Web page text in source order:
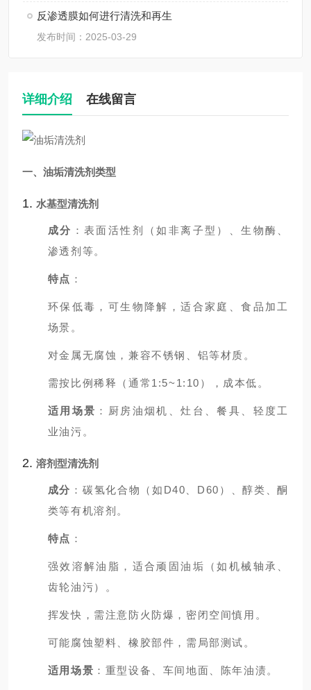
反渗透膜如何进行清洗和再生
发布时间：2025-03-29
详细介绍 在线留言
一、 油垢清洗剂类型
1. 水基型清洗剂
成分 ：表面活性剂（如非离子型）、生物酶、
渗透剂等。
特点 ：
环保低毒，可生物降解，适合家庭、食品加工
场景。
对金属无腐蚀，兼容不锈钢、铝等材质。
需按比例稀释（通常1:5~1:10），成本低。
适用场景 ：厨房油烟机、灶台、餐具、轻度工
业油污。
2. 溶剂型清洗剂
成分 ：碳氢化合物（如D40、D60）、醇类、酮
类等有机溶剂。
特点 ：
强效溶解油脂，适合顽固油垢（如机械轴承、
齿轮油污）。
挥发快，需注意防火防爆，密闭空间慎用。
可能腐蚀塑料、橡胶部件，需局部测试。
适用场景 ：重型设备、车间地面、陈年油渍。